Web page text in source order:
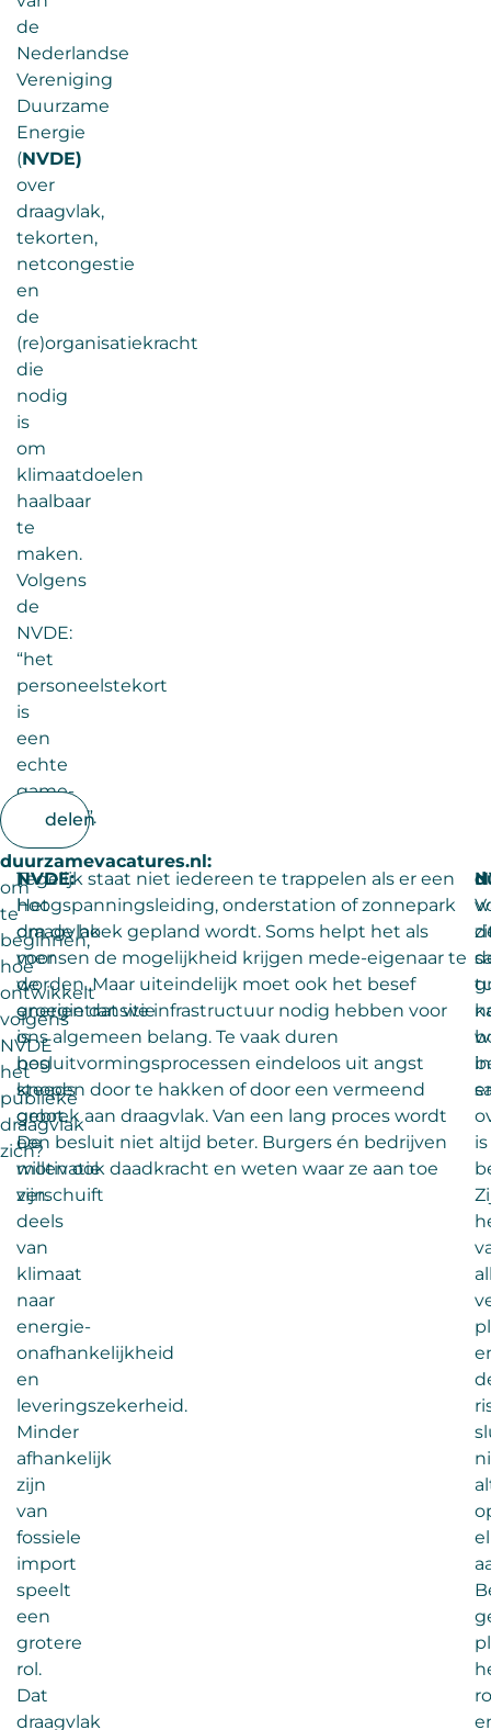
delen
de
Nederlandse
Vereniging
Duurzame
Energie
(NVDE)
over
draagvlak,
tekorten,
netcongestie
en
de
(re)organisatiekracht
die
nodig
is
om
klimaatdoelen
haalbaar
te
maken.
Volgens
de
NVDE:
“het
personeelstekort
is
een
echte
game-
stopper”.
duurzamevacatures.nl:
om
te
beginnen,
hoe
ontwikkelt
volgens
NVDE
het
publieke
draagvlak
zich?
NVDE:
Het
draagvlak
voor
de
energietransitie
is
nog
steeds
groot.
De
motivatie
verschuift
deels
van
klimaat
naar
energie-
onafhankelijkheid
en
leveringszekerheid.
Minder
afhankelijk
zijn
van
fossiele
import
speelt
een
grotere
rol.
Dat
draagvlak
Tegelijk staat niet iedereen te trappelen als er een
hoogspanningsleiding, onderstation of zonnepark
om de hoek gepland wordt. Soms helpt het als
mensen de mogelijkheid krijgen mede-eigenaar te
worden. Maar uiteindelijk moet ook het besef
groeien dat we infrastructuur nodig hebben voor
ons algemeen belang. Te vaak duren
besluitvormingsprocessen eindeloos uit angst
knopen door te hakken of door een vermeend
gebrek aan draagvlak. Van een lang proces wordt
een besluit niet altijd beter. Burgers én bedrijven
willen ook daadkracht en weten waar ze aan toe
zijn.
is